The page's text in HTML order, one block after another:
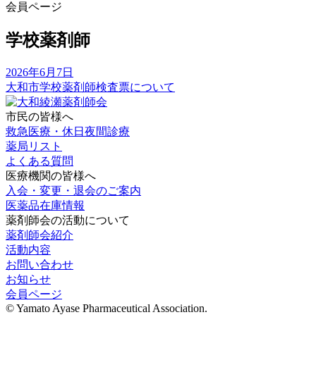
会員ページ
学校薬剤師
2026年6月7日
大和市学校薬剤師検査票について
市民の皆様へ
救急医療・休日夜間診療
薬局リスト
よくある質問
医療機関の皆様へ
入会・変更・退会のご案内
医薬品在庫情報
薬剤師会の活動について
薬剤師会紹介
活動内容
お問い合わせ
お知らせ
会員ページ
© Yamato Ayase Pharmaceutical Association.